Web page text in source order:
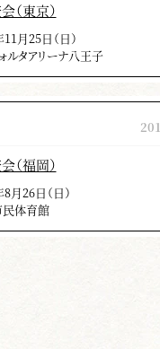
います。その質
実際に表現でき
た日々の稽古が
ます。
（東京）
月25日（日）
ルタアリーナ八王子
（福岡）
月26日（日）
体育館